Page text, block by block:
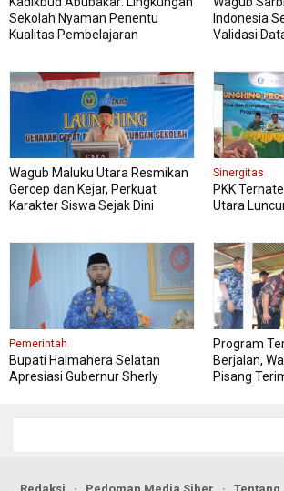
Sekolah Nyaman Penentu
Kualitas Pembelajaran
Indonesia
Validasi
Wagub Maluku Utara Resmikan
Gercep dan Kejar, Perkuat
Karakter Siswa Sejak Dini
Sinergitas
PKK
Utara
Pemerintah
Bupati Halmahera Selatan
Apresiasi Gubernur Sherly
Program
Berjalan,
Pisang